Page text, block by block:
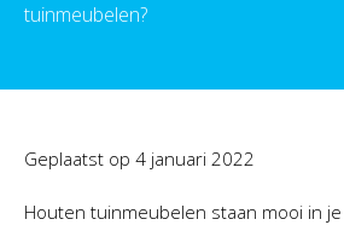
tuinmeubelen?
Geplaatst op 4 januari 2022
Houten tuinmeubelen staan mooi in